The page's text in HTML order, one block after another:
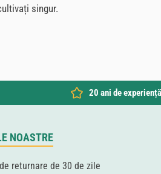
singur.
20 ani de experiență
NOASTRE
returnare de 30 de zile